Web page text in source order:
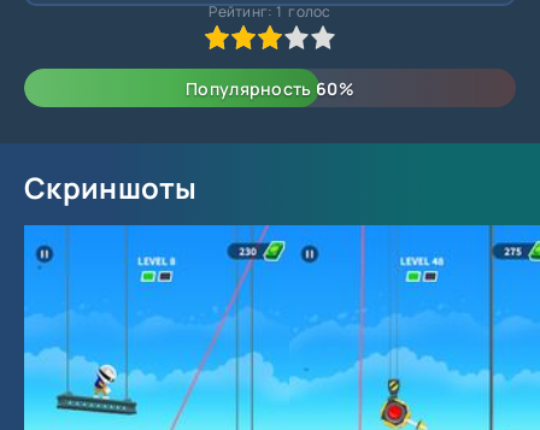
3 4 5
Рейтинг:1 голос
Популярность 60%
Скриншоты